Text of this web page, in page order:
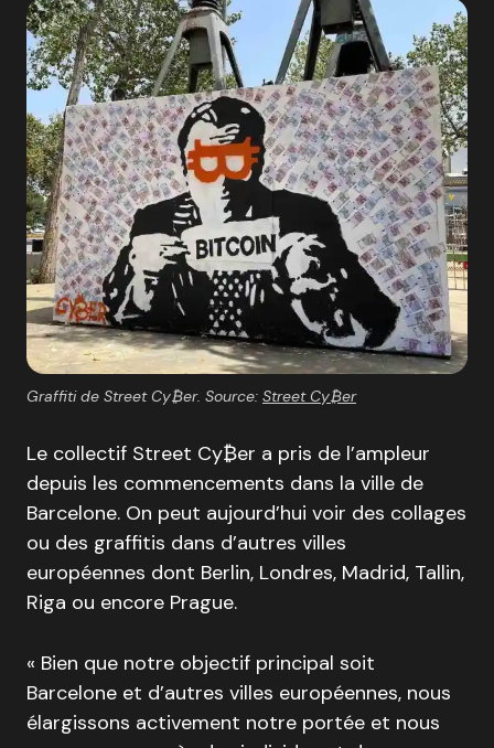
Graffiti de Street Cy₿er. Source: Street Cy₿er
Le collectif Street Cy₿er a pris de l’ampleur
depuis les commencements dans la ville de
Barcelone. On peut aujourd’hui voir des collages
ou des graffitis dans d’autres villes
européennes dont Berlin, Londres, Madrid, Tallin,
Riga ou encore Prague.
« Bien que notre objectif principal soit
Barcelone et d’autres villes européennes, nous
élargissons activement notre portée et nous